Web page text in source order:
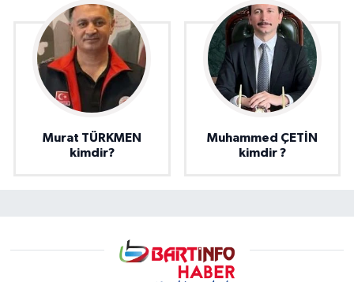
Murat TÜRKMEN
kimdir?
Muhammed ÇETİN
kimdir ?